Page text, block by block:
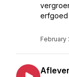
erfgoed
February